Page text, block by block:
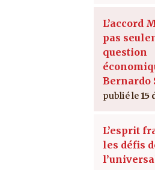
L’accord
pas
question
Bernardo
15
L’esprit
les défis